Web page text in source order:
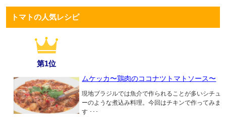
トマトの人気レシピ
第1位
ムケッカ〜鶏肉のココナツトマトソース〜
現地ブラジルでは魚介で作られることが多いシチュ
ーのような煮込み料理。今回はチキンで作ってみま
す ･･･